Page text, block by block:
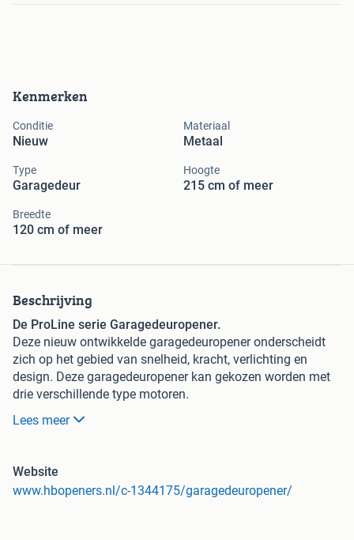
Kenmerken
Conditie
Nieuw
Materiaal
Metaal
Type
Garagedeur
Hoogte
215 cm of meer
Breedte
120 cm of meer
Beschrijving
De ProLine serie Garagedeuropener.
Deze nieuw ontwikkelde garagedeuropener onderscheidt
zich op het gebied van snelheid, kracht, verlichting en
design. Deze garagedeuropener kan gekozen worden met
drie verschillende type motoren.
Type ProLine 600: Geschikt voor garagedeuren met
Type ProLine 800: Geschikt voor garagedeuren met
een maximale afmeting van 10m² en maximaal 110
Lees meer
Website
www.hbopeners.nl/c-1344175/garagedeuropener/